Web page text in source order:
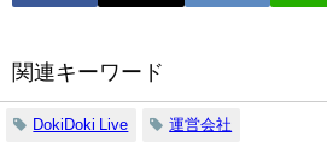
関連キーワード
DokiDoki Live 運営会社